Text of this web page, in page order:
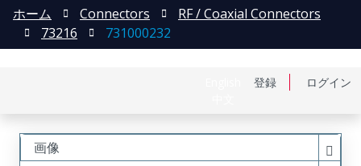
登録 ログイン
ホーム Connectors
RF / Coaxial Connectors
73216
731000232
画像